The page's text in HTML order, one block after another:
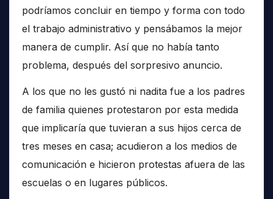
podríamos concluir en tiempo y forma con todo
el trabajo administrativo y pensábamos la mejor
manera de cumplir. Así que no había tanto
problema, después del sorpresivo anuncio.
A los que no les gustó ni nadita fue a los padres
de familia quienes protestaron por esta medida
que implicaría que tuvieran a sus hijos cerca de
tres meses en casa; acudieron a los medios de
comunicación e hicieron protestas afuera de las
escuelas o en lugares públicos.